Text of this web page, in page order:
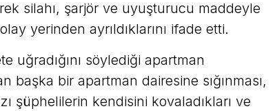
silahı, şarjör ve uyuşturucu maddeyle
yerinden ayrıldıklarını ifade etti.
uğradığını söylediği apartman
başka bir apartman dairesine sığınması,
şüphelilerin kendisini kovaladıkları ve